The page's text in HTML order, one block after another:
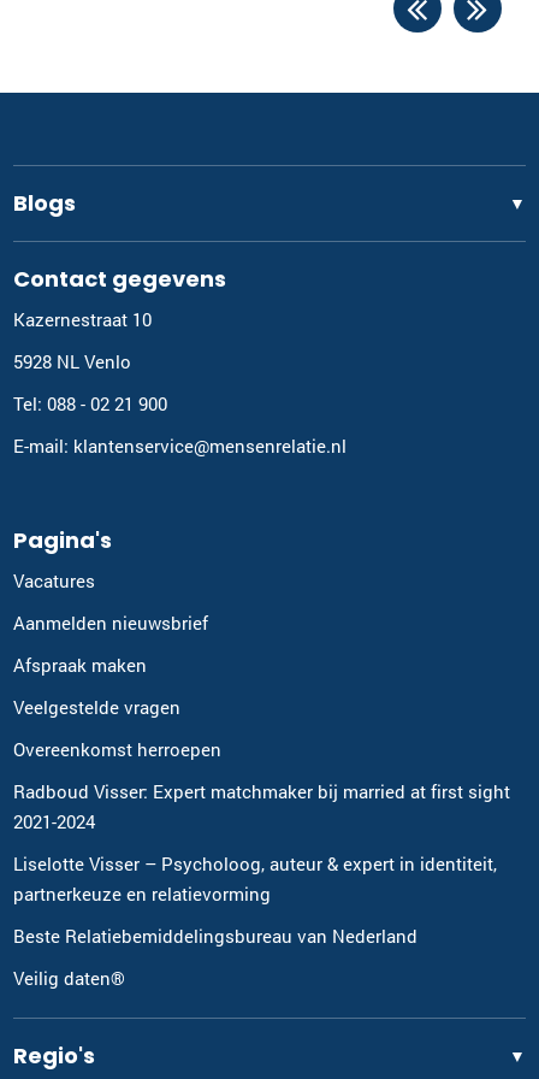
Blogs ▼
Contact gegevens
Kazernestraat 10
5928 NL Venlo
Tel: 088 - 02 21 900
E-mail: klantenservice@mensenrelatie.nl
Pagina's
Vacatures
Aanmelden nieuwsbrief
Afspraak maken
Veelgestelde vragen
Overeenkomst herroepen
Radboud Visser: Expert matchmaker bij married at first sight
2021-2024
Liselotte Visser – Psycholoog, auteur & expert in identiteit,
partnerkeuze en relatievorming
Beste Relatiebemiddelingsbureau van Nederland
Veilig daten®
Regio's ▼